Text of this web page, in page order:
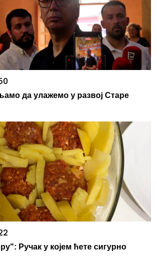
да улажемо у развој Старе
Ручак у којем ћете сигурно